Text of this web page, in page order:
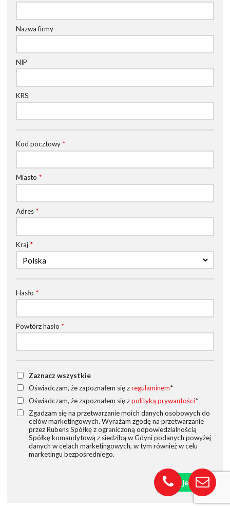
Nazwa firmy
NIP
KRS
Kod pocztowy *
Miasto *
Adres *
Kraj *
Hasło *
Powtórz hasło *
Zaznacz wszystkie
Oświadczam, że zapoznałem się zregulaminem*
Oświadczam, że zapoznałem się zpolityką prywantości*
Zgadzam się na przetwarzanie moich danych osobowych do
celów marketingowych. Wyrażam zgodę na przetwarzanie
przez Rubens Spółkę z ograniczoną odpowiedzialnością
Spółkę komandytową z siedzibą w Gdyni podanych powyżej
danych w celach marketingowych, w tym również w celu
marketingu bezpośredniego.
Zarejestruj